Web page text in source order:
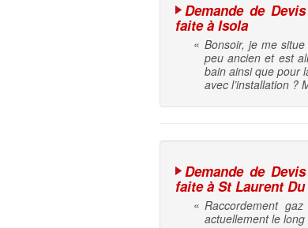
Demande de
faite à Isola
« Bonsoir, je me
peu ancien et est
bain ainsi que pour
avec l’installation ?
Demande de
faite à St Laurent Du
« Raccordement
actuellement le